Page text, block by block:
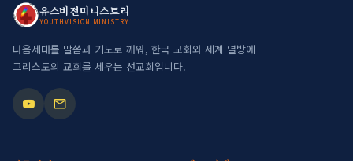
JESUS MY SAVIOR
YOUTHVISION MINISTRY
유스비전미니스트리
YOUTHVISION MINISTRY
다음세대를 말씀과 기도로 깨워, 한국 교회와 세계 열방에
그리스도의 교회를 세우는 선교회입니다.